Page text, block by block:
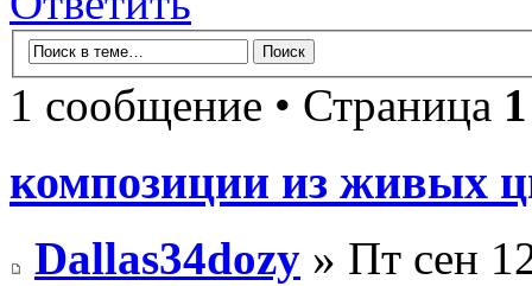
1 сообщение • Страница 1
композиции из живых
Dallas34dozy » Пт сен